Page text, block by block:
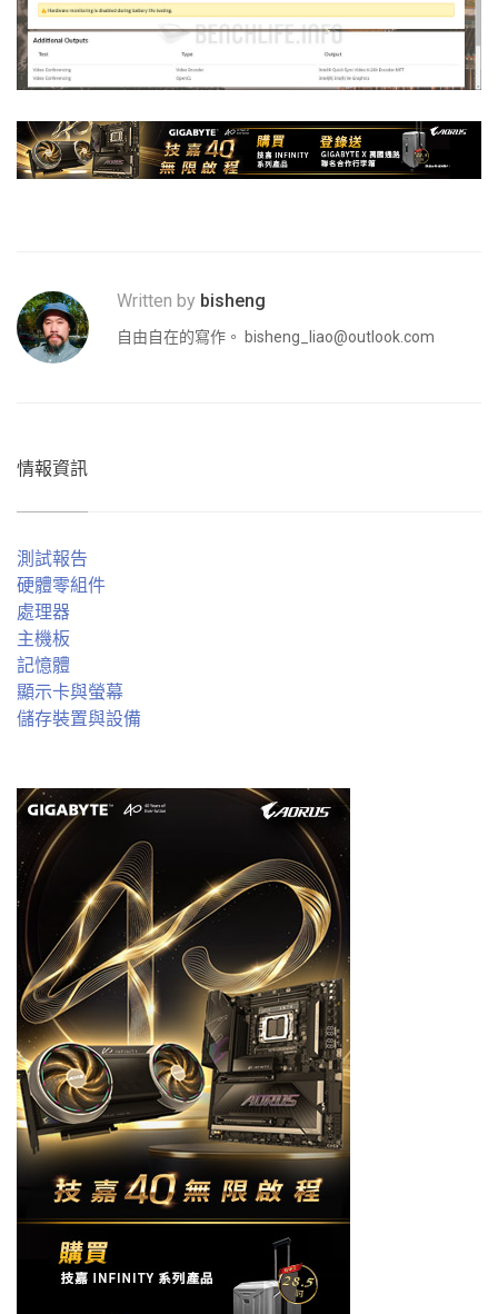
Written by bisheng
自由自在的寫作。 bisheng_liao@outlook.com
情報資訊
測試報告
硬體零組件
處理器
主機板
記憶體
顯示卡與螢幕
儲存裝置與設備